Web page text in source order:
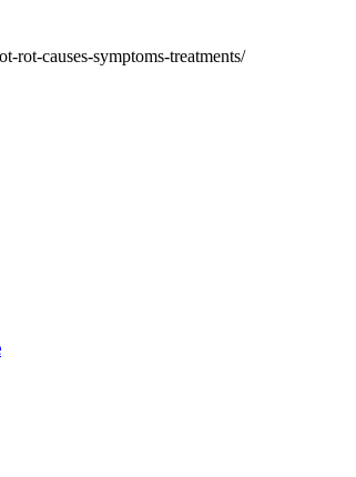
rot-causes-symptoms-treatments/